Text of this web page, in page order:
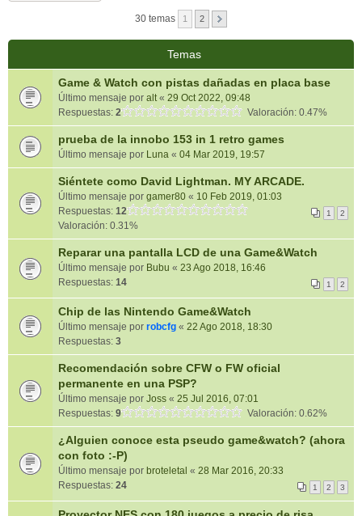
30 temas 1 2
Temas
Game & Watch con pistas dañadas en placa base
Último mensaje por alt« 29 Oct 2022, 09:48
Respuestas: 2 Valoración: 0.47%
prueba de la innobo 153 in 1 retro games
Último mensaje por Luna « 04 Mar 2019, 19:57
Siéntete como David Lightman. MY ARCADE.
Último mensaje por gamer80 « 10 Feb 2019, 01:03
Respuestas: 12 1 2
Valoración: 0.31%
Reparar una pantalla LCD de una Game&Watch
Último mensaje por Bubu « 23 Ago 2018, 16:46
Respuestas: 14 1 2
Chip de las Nintendo Game&Watch
Último mensaje por robcfg « 22 Ago 2018, 18:30
Respuestas: 3
Recomendación sobre CFW o FW oficial
permanente en una PSP?
Último mensaje por Joss « 25 Jul 2016, 07:01
Respuestas: 9 Valoración: 0.62%
¿Alguien conoce esta pseudo game&watch? (ahora
con foto :-P)
Último mensaje por broteletal « 28 Mar 2016, 20:33
Respuestas: 24 1 2 3